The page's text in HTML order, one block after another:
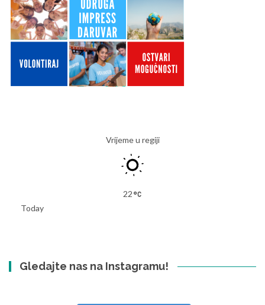
Vrijeme u regiji
22
Today
Gledajte nas na Instagramu!